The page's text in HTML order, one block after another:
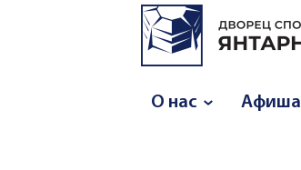
Перейти к основному содержанию
О нас Афиша